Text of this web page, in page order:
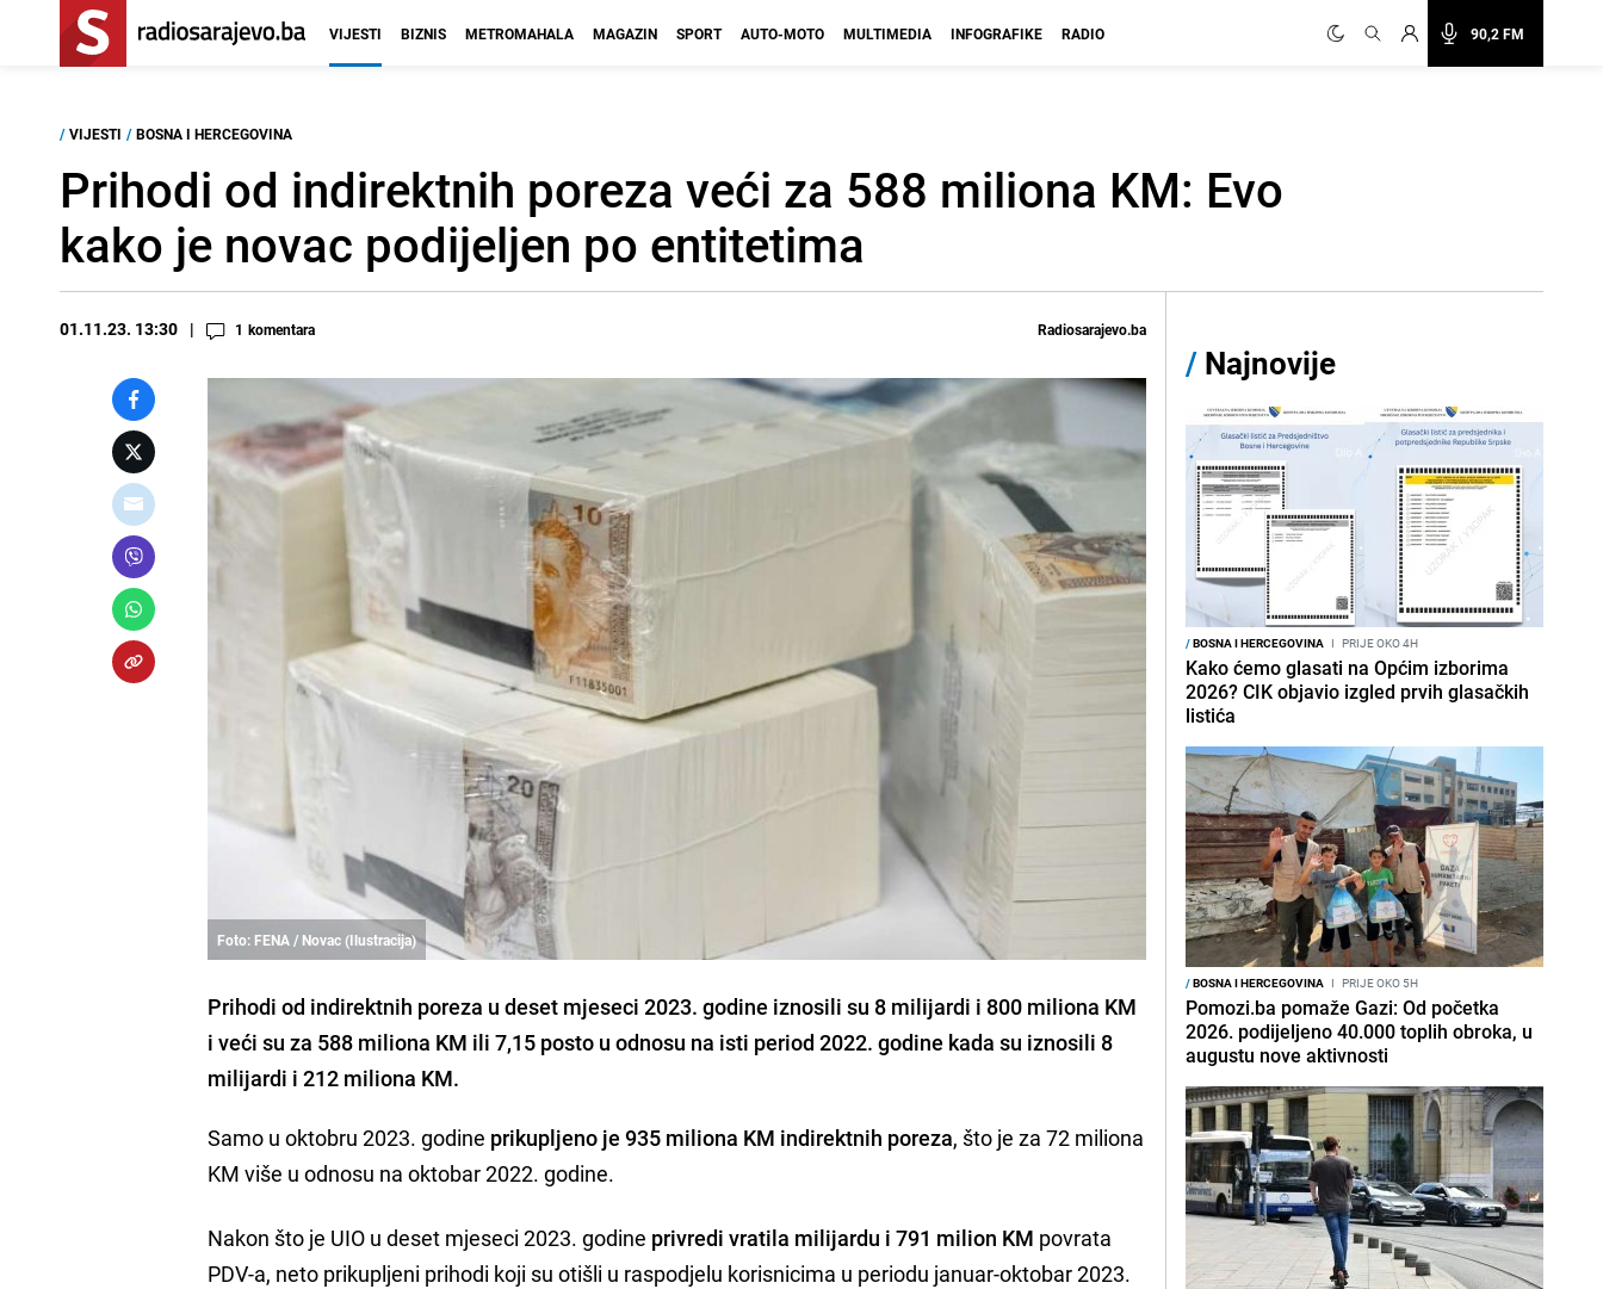
90,2 FM
VIJESTI BIZNIS METROMAHALA MAGAZIN SPORT AUTO-MOTO MULTIMEDIA INFOGRAFIKE RADIO
/ VIJESTI / BOSNA I HERCEGOVINA
Prihodi od indirektnih poreza veći za 588 miliona KM: Evo
kako je novac podijeljen po entitetima
01.11.23. 13:30 1 komentara Radiosarajevo.ba
Foto: FENA / Novac (Ilustracija)
Prihodi od indirektnih poreza u deset mjeseci 2023. godine iznosili su 8 milijardi i 800 miliona KM
i veći su za 588 miliona KM ili 7,15 posto u odnosu na isti period 2022. godine kada su iznosili 8
milijardi i 212 miliona KM.
Samo u oktobru 2023. godine prikupljeno je 935 miliona KM indirektnih poreza, što je za 72 miliona
KM više u odnosu na oktobar 2022. godine.
Nakon što je UIO u deset mjeseci 2023. godine privredi vratila milijardu i 791 milion KM povrata
PDV-a, neto prikupljeni prihodi koji su otišli u raspodjelu korisnicima u periodu januar-oktobar 2023.
/ Najnovije
/BOSNA I HERCEGOVINA I PRIJE OKO 4H
Kako ćemo glasati na Općim izborima
2026? CIK objavio izgled prvih glasačkih
listića
/BOSNA I HERCEGOVINA I PRIJE OKO 5H
Pomozi.ba pomaže Gazi: Od početka
2026. podijeljeno 40.000 toplih obroka, u
augustu nove aktivnosti